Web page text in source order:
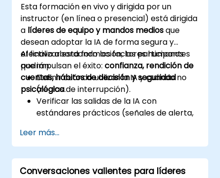
Esta formación en vivo y dirigida por un
instructor (en línea o presencial) está dirigida
a líderes de equipo y mandos mediosque
desean adoptar la IA de forma segura y
efectiva abordando los factores humanos
que impulsan el éxito:confianza, rendición de
cuentas, hábitos de decisión y seguridad
psicológica.
Al finalizar esta formación, los participantes
podrán:
Definir cuándo utilizar la IA y cuándo no
(reglas de interrupción).
Verificar las salidas de la IA con
estándares prácticos (señales de alerta,
Establecer la rendición de cuentas y los
disparadores de escalación.
Construir acuerdos del equipo y un plan
de adopción de 30 días.
Leer más...
Conversaciones valientes para líderes